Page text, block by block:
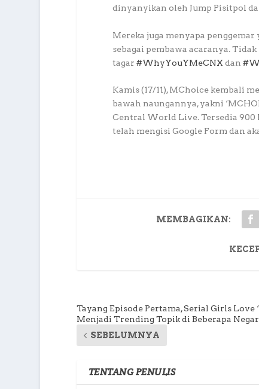
dinyanyikan oleh Jump Pisitpol
Mereka juga menyapa
sebagai pembawa acaranya.
tagar #WhyYouYMeCNX dan
Kamis (17/11), MChoice kembali
bawah naungannya, yakni
Central World Live. Tersedia 900
telah mengisi Google Form dan
MEMBAGIKAN:
Tayang Episode Pertama, Serial Girls Love
Menjadi Trending Topik di Beberapa
SEBELUMNYA
TENTANG PENULIS